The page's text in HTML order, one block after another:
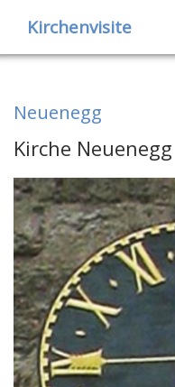
Kirchenvisite
Neuenegg
Kirche Neuenegg